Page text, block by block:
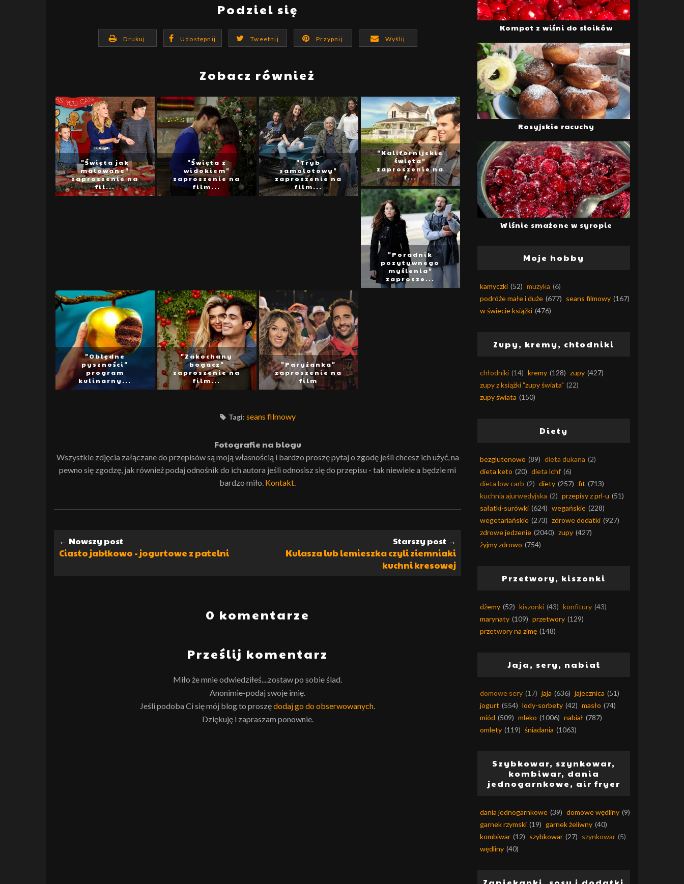
Podziel się
Drukuj Udostępnij Tweetnij Przypnij Wyślij
Zobacz również
"Święta jak
malowane"
zaproszenie na
fil...
"Święta z
widokiem"
zaproszenie na
film...
"Tryb
samolotowy"
zaproszenie na
film...
"Kalifornijskie
święta"
zaproszenie na
f...
"Poradnik
pozytywnego
myślenia"
zaprosze...
"Obłędne
pyszności"
program
kulinarny...
"Zakochany
bogacz"
zaproszenie na
film...
"Paryżanka"
zaproszenie na
film
Tagi: seans filmowy
Fotografie na blogu
Wszystkie zdjęcia załączane do przepisów są moją własnością i bardzo proszę pytaj o zgodę jeśli chcesz ich użyć, na
pewno się zgodzę, jak również podaj odnośnik do ich autora jeśli odnosisz się do przepisu - tak niewiele a będzie mi
bardzo miło. Kontakt
← Nowszy post
Ciasto jabłkowo - jogurtowe z patelni
Starszy post →
Kulasza lub lemieszka czyli ziemniaki
kuchni kresowej
0 komentarze
Prześlij komentarz
Miło że mnie odwiedziłeś....zostaw po sobie ślad.
Anonimie-podaj swoje imię.
Jeśli podoba Ci się mój blog to proszędodaj go do obserwowanych
Dziękuję i zapraszam ponownie.
Kompot z wiśni do słoików
Rosyjskie racuchy
Wiśnie smażone w syropie
Moje hobby
kamyczki (52) muzyka (6)
podróże małe i duże (677) seans filmowy (167)
w świecie książki (476)
Zupy, kremy, chłodniki
chłodniki (14) kremy (128) zupy (427)
zupy z książki "zupy świata" (22)
zupy świata (150)
Diety
bezglutenowo (89) dieta dukana (2)
dieta keto (20) dieta lchf (6)
dieta low carb (2) diety (257) fit (713)
kuchnia ajurwedyjska (2) przepisy z prl-u (51)
sałatki-surówki (624) wegańskie (228)
wegetariańskie (273) zdrowe dodatki (927)
zdrowe jedzenie (2040) zupy (427)
żyjmy zdrowo (754)
Przetwory, kiszonki
dżemy (52) kiszonki (43) konfitury (43)
marynaty (109) przetwory (129)
przetwory na zimę (148)
Jaja, sery, nabiał
domowe sery (17) jaja (636) jajecznica (51)
jogurt (554) lody-sorbety (42) masło (74)
miód (509) mleko (1006) nabiał (787)
omlety (119) śniadania (1063)
Szybkowar, szynkowar,
kombiwar, dania
jednogarnkowe, air fryer
dania jednogarnkowe (39) domowe wędliny (9)
garnek rzymski (19) garnek żeliwny (40)
kombiwar (12) szybkowar (27) szynkowar (5)
wędliny (40)